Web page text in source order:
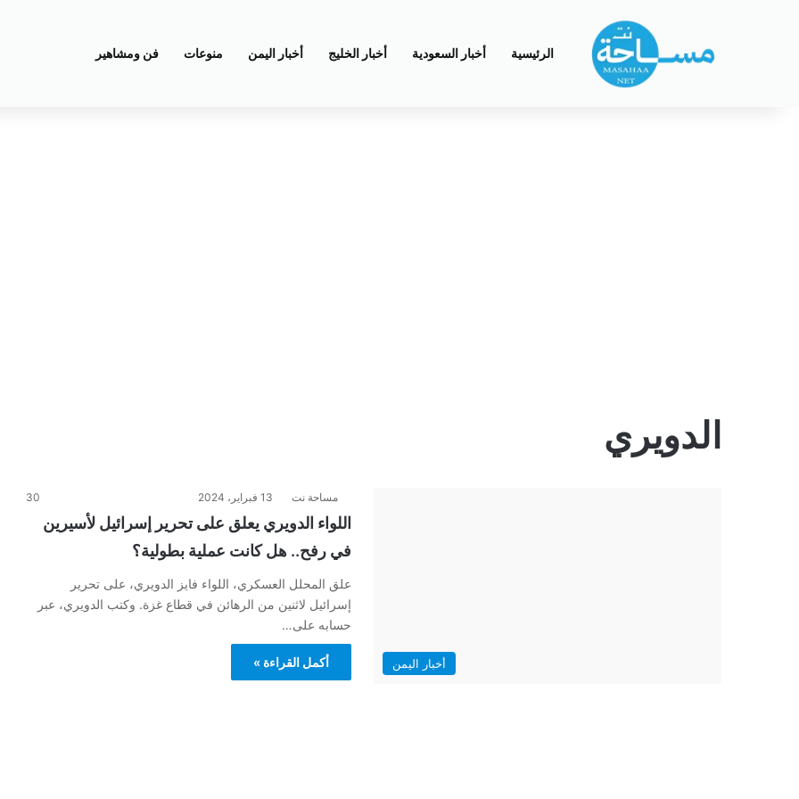
الرئيسية أخبار السعودية أخبار الخليج أخبار اليمن منوعات فن ومشاهير
الدويري
أخبار اليمن
مساحة نت 13 فبراير، 2024 30
اللواء الدويري يعلق على تحرير إسرائيل لأسيرين
في رفح.. هل كانت عملية بطولية؟
علق المحلل العسكري، اللواء فايز الدويري، على تحرير
إسرائيل لاثنين من الرهائن في قطاع غزة. وكتب الدويري، عبر
حسابه على…
أكمل القراءة »